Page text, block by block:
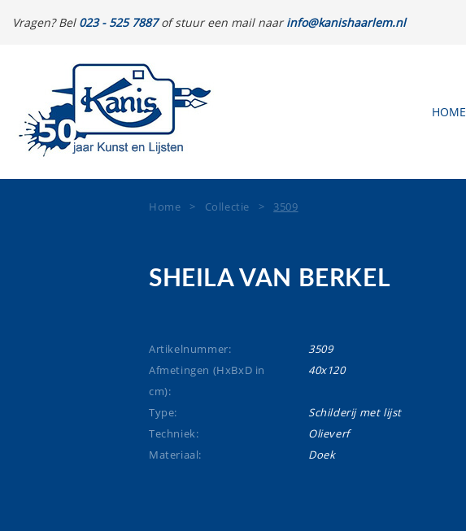
Vragen? Bel 023 - 525 7887of stuur een mail naarinfo@kanishaarlem.nl
HOME
Home > Collectie > 3509
SHEILA VAN BERKEL
Artikelnummer:
3509
Afmetingen (HxBxD in
cm):
40x120
Type:
Schilderij met lijst
Techniek:
Olieverf
Materiaal:
Doek